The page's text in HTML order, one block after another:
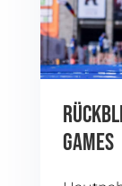
GAMES